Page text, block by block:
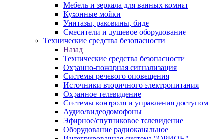
Мебель и зеркала для ванных комнат
Кухонные мойки
Унитазы, раковины, биде
Смесители и душевое оборудование
Технические средства безопасности
Назад
Технические средства безопасности
Охранно-пожарная сигнализация
Системы речевого оповещения
Источники вторичного электропитания
Охранное телевидение
Системы контроля и управления доступом
Аудио/видеодомофоны
Эфирное/спутниковое телевидение
Оборудование радиоканальное